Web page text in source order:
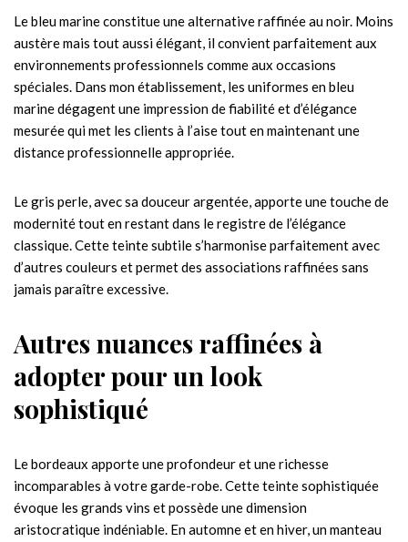
Le bleu marine constitue une alternative raffinée au noir. Moins
austère mais tout aussi élégant, il convient parfaitement aux
environnements professionnels comme aux occasions
spéciales. Dans mon établissement, les uniformes en bleu
marine dégagent une impression de fiabilité et d’élégance
mesurée qui met les clients à l’aise tout en maintenant une
distance professionnelle appropriée.
Le gris perle, avec sa douceur argentée, apporte une touche de
modernité tout en restant dans le registre de l’élégance
classique. Cette teinte subtile s’harmonise parfaitement avec
d’autres couleurs et permet des associations raffinées sans
jamais paraître excessive.
Autres nuances raffinées à
adopter pour un look
sophistiqué
Le bordeaux apporte une profondeur et une richesse
incomparables à votre garde-robe. Cette teinte sophistiquée
évoque les grands vins et possède une dimension
aristocratique indéniable. En automne et en hiver, un manteau